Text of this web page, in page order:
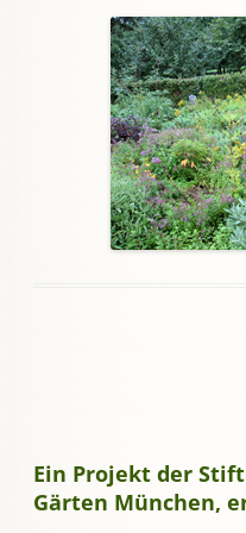
Ein Projekt der
Gärten München,